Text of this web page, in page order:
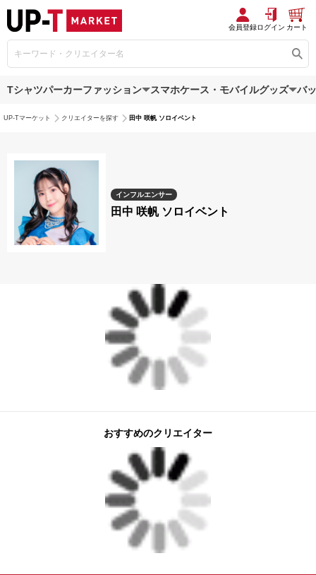
会員登録ログイン カート
Tシャツパーカーファッション スマホケース・モバイルグッズ バ
UP-Tマーケット クリエイターを探す 田中 咲帆 ソロイベント
インフルエンサー
田中 咲帆 ソロイベント
おすすめのクリエイター